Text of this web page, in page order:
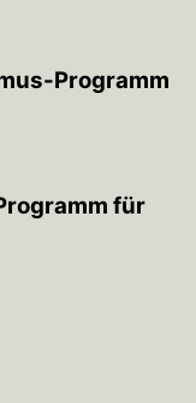
Programm
für